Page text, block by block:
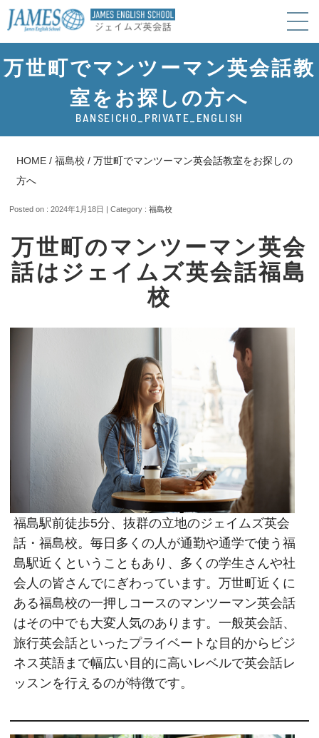
万世町でマンツーマン英会話教
室をお探しの方へ
BANSEICHO_PRIVATE_ENGLISH
HOME /福島校 /万世町でマンツーマン英会話教室をお探しの
方へ
Posted on : 2024年1月18日 | Category :福島校
万世町のマンツーマン英会
話はジェイムズ英会話福島
校
福島駅前徒歩5分、抜群の立地のジェイムズ英会
話・福島校。毎日多くの人が通勤や通学で使う福
島駅近くということもあり、多くの学生さんや社
会人の皆さんでにぎわっています。万世町近くに
ある福島校の一押しコースのマンツーマン英会話
はその中でも大変人気のあります。一般英会話、
旅行英会話といったプライベートな目的からビジ
ネス英語まで幅広い目的に高いレベルで英会話レ
ッスンを行えるのが特徴です。